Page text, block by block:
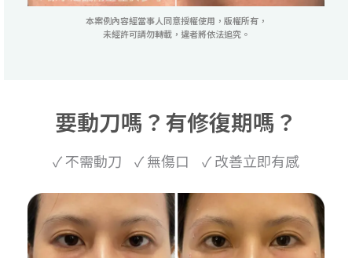
本案例內容經當事人同意授權使用，版權所有，
未經許可請勿轉載，違者將依法追究。
要動刀嗎？有修復期嗎？
✓ 不需動刀 ✓ 無傷口 ✓ 改善立即有感